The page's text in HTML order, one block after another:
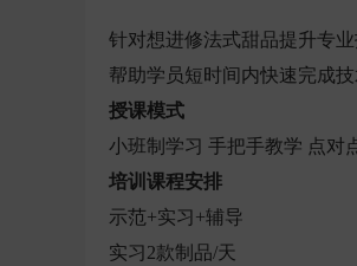
针对想进修法式甜品提升专
帮助学员短时间内快速完成技
授课模式
小班制学习 手把手教学 点对
培训课程安排
示范+实习 +辅导
实习 2款制品/天